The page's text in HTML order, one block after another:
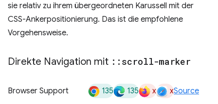
sie relativ zu ihrem übergeordneten Karussell mit der
CSS-Ankerpositionierung. Das ist die empfohlene
Vorgehensweise.
Direkte Navigation mit :: scroll-marker
Browser Support 135 135 x xSource